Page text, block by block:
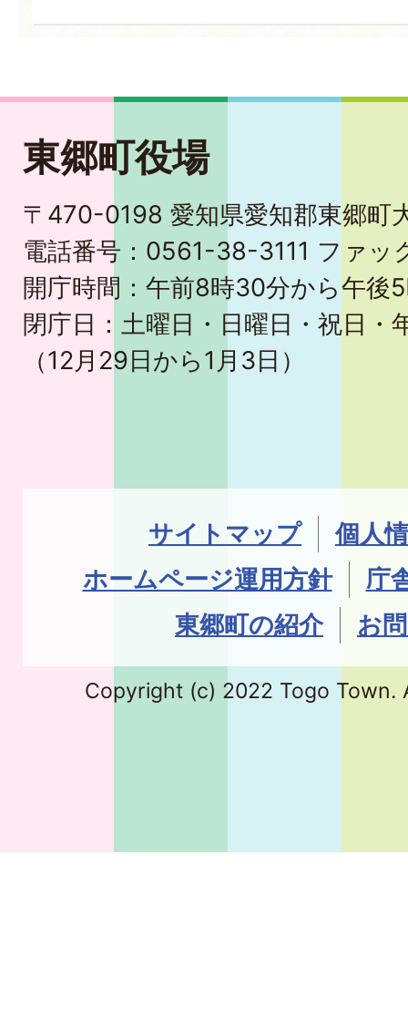
東郷町役場
〒470-0198 愛知県愛知郡東郷町
電話番号：0561-38-3111 ファ
開庁時間：午前8時30分から午後
閉庁日：土曜日・日曜日・祝日・
（12月29日から1月3日）
サイトマップ
個人
ホームページ運用方針
庁
東郷町の紹介
お
Copyright (c) 2022 Togo Town.